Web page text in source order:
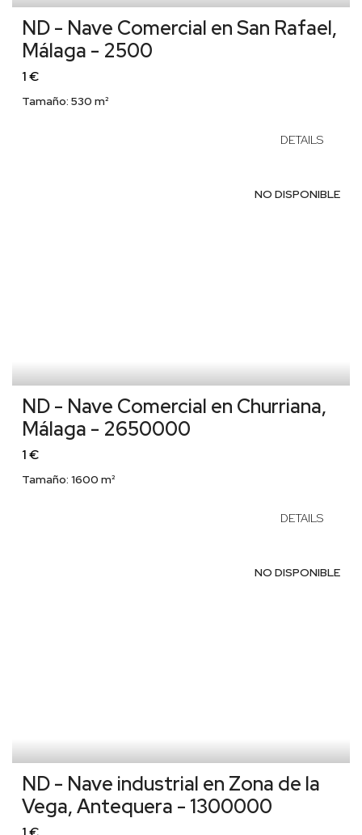
ND - Nave Comercial en San Rafael,
Málaga - 2500
1 €
Tamaño: 530 m²
DETAILS
NO DISPONIBLE
ND - Nave Comercial en Churriana,
Málaga - 2650000
1 €
Tamaño: 1600 m²
DETAILS
NO DISPONIBLE
ND - Nave industrial en Zona de la
Vega, Antequera - 1300000